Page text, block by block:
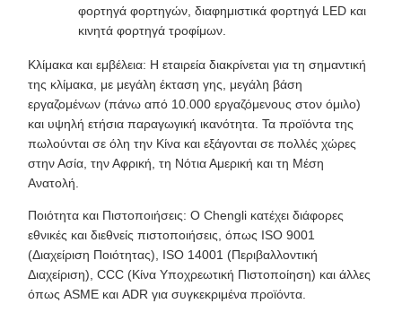
φορτηγά φορτηγών, διαφημιστικά φορτηγά LED και
κινητά φορτηγά τροφίμων.
Κλίμακα και εμβέλεια: Η εταιρεία διακρίνεται για τη σημαντική
της κλίμακα, με μεγάλη έκταση γης, μεγάλη βάση
εργαζομένων (πάνω από 10.000 εργαζόμενους στον όμιλο)
και υψηλή ετήσια παραγωγική ικανότητα. Τα προϊόντα της
πωλούνται σε όλη την Κίνα και εξάγονται σε πολλές χώρες
στην Ασία, την Αφρική, τη Νότια Αμερική και τη Μέση
Ανατολή.
Ποιότητα και Πιστοποιήσεις: Ο Chengli κατέχει διάφορες
εθνικές και διεθνείς πιστοποιήσεις, όπως ISO 9001
(Διαχείριση Ποιότητας), ISO 14001 (Περιβαλλοντική
Διαχείριση), CCC (Κίνα Υποχρεωτική Πιστοποίηση) και άλλες
όπως ASME και ADR για συγκεκριμένα προϊόντα.